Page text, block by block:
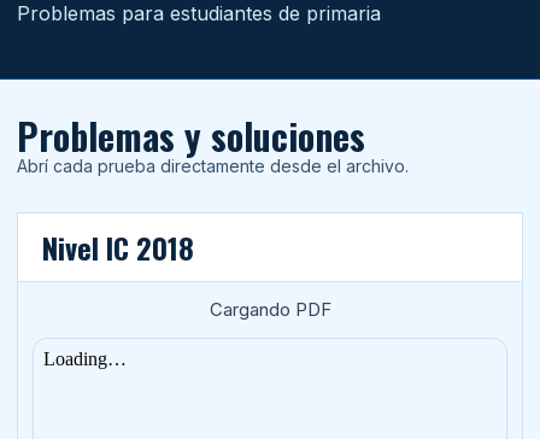
Problemas para estudiantes de primaria
Problemas y soluciones
Abrí cada prueba directamente desde el archivo.
Nivel IC 2018
Cargando PDF